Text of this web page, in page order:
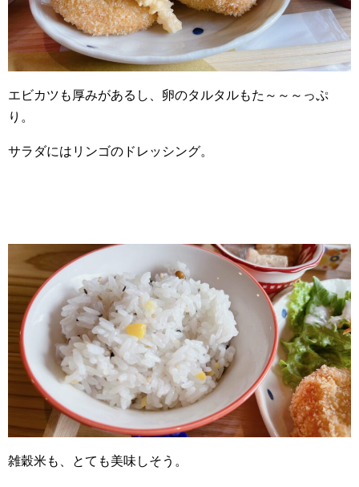
エビカツも厚みがあるし、卵のタルタルもた～～～っぷ
り。
サラダにはリンゴのドレッシング。
雑穀米も、とても美味しそう。